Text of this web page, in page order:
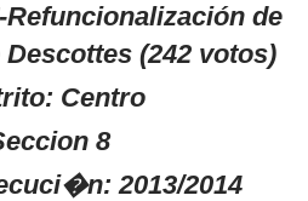
Refuncionalización de
(242 votos)
Centro
8
2013/2014